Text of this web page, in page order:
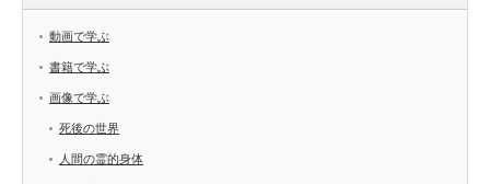
動画で学ぶ
書籍で学ぶ
画像で学ぶ
死後の世界
人間の霊的身体